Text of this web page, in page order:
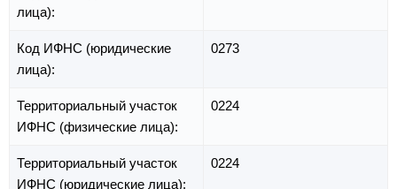
лица):
Код ИФНС (юридические
лица):
0273
Территориальный участок
ИФНС (физические лица):
0224
Территориальный участок
ИФНС (юридические лица):
0224